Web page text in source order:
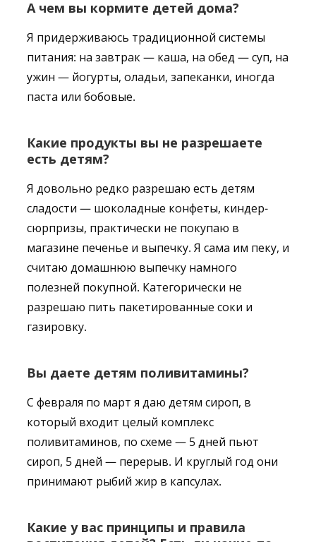
А чем вы кормите детей дома?
Я придерживаюсь традиционной системы
питания: на завтрак — каша, на обед — суп, на
ужин — йогурты, оладьи, запеканки, иногда
паста или бобовые.
Какие продукты вы не разрешаете
есть детям?
Я довольно редко разрешаю есть детям
сладости — шоколадные конфеты, киндер-
сюрпризы, практически не покупаю в
магазине печенье и выпечку. Я сама им пеку, и
считаю домашнюю выпечку намного
полезней покупной. Категорически не
разрешаю пить пакетированные соки и
газировку.
Вы даете детям поливитамины?
С февраля по март я даю детям сироп, в
который входит целый комплекс
поливитаминов, по схеме — 5 дней пьют
сироп, 5 дней — перерыв. И круглый год они
принимают рыбий жир в капсулах.
Какие у вас принципы и правила